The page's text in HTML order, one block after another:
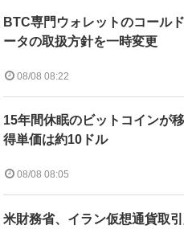
BTC専門ウォレットのコール
ータの取扱方針を一時変更
08/08 08:22
15年間休眠のビットコインが
得単価は約10ドル
08/08 08:05
米財務省、イラン仮想通貨取